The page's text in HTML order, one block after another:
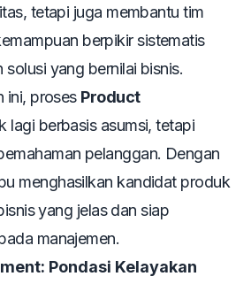
tetapi juga membantu tim
berpikir sistematis
yang bernilai bisnis.
ini, proses Product
lagi berbasis asumsi, tetapi
pelanggan. Dengan
menghasilkan kandidat produk
yang jelas dan siap
manajemen.
Pondasi Kelayakan